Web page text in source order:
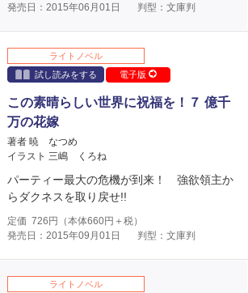
発売日：2015年06月01日
判型：文庫判
ライトノベル
試し読みをする
電子版
この素晴らしい世界に祝福を！７ 億千
万の花嫁
著者 暁 なつめ
イラスト 三嶋 くろね
パーティー最大の危機が到来！ 強欲領主か
らダクネスを取り戻せ!!
定価 726 円（本体660円＋税）
発売日：2015年09月01日
判型：文庫判
ライトノベル